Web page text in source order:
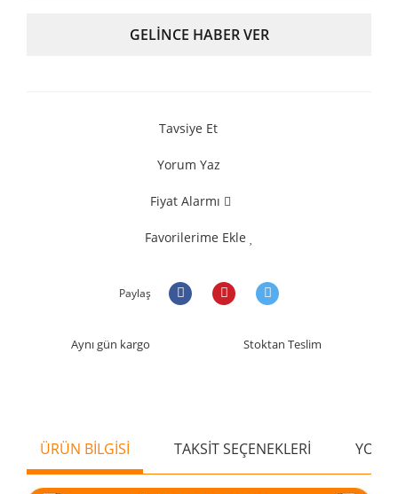
GELİNCE HABER VER
Tavsiye Et
Yorum Yaz
Fiyat Alarmı
Favorilerime Ekle
Paylaş
Aynı gün kargo Stoktan Teslim
ÜRÜN BİLGİSİ TAKSİT SEÇENEKLERİ